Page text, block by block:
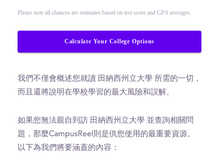
Please note all chances are estimates based on test score and GPA averages.
Calculate Your College Options
我們不僅會概述您就讀 田納西州立大學 所需的一切，
而且還將說明在學校學習的最大風險和誤解。
如果您無法親自到訪 田納西州立大學 並查詢相關問
題，那麼CampusReel則是供您使用的最重要資源。
以下為我們將要涵蓋的內容：